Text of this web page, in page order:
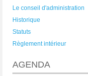
Le conseil d'administration
Historique
Statuts
Règlement intérieur
AGENDA